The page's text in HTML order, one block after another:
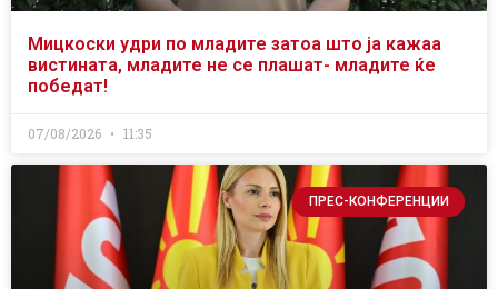
Мицкоски удри по младите затоа што ја кажаа
вистината, младите не се плашат- младите ќе
победат!
07/08/2026 11:35
ПРЕС-КОНФЕРЕНЦИИ